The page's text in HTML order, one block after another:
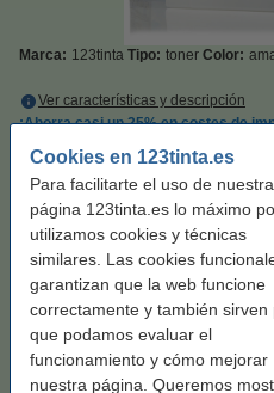
Cookies en 123tinta.es
Para facilitarte el uso de nuestra
página 123tinta.es lo máximo
utilizamos cookies y técnicas
similares. Las cookies
garantizan que la web funcione
correctamente y también sirven
que podamos evaluar el
funcionamiento y cómo mejorar
nuestra página. Queremos
Marca: 123tinta Tipo: toner Color:
Ver características y descripción
¡Ahorra casi un25%en costes de
En stock
¡Recíbelo en 24 horas!
Por página 0,005 €
72,50 €
Consejo: añade papel
Caja papel A4 | 80gr
23,50 €